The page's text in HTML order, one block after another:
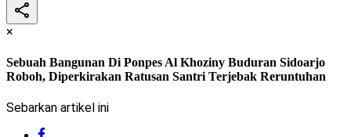
×
Sebuah Bangunan Di Ponpes Al Khoziny Buduran Sidoarjo
Roboh, Diperkirakan Ratusan Santri Terjebak Reruntuhan
Sebarkan artikel ini